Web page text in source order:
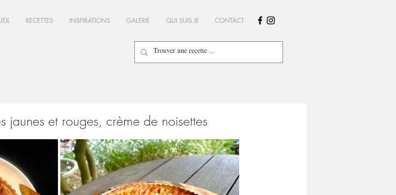
RECETTES INSPIRATIONS GALERIE QUI SUIS JE CONTACT
jaunes et rouges, crème de noisettes